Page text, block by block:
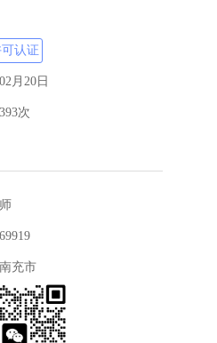
认证
月20日
次
充市